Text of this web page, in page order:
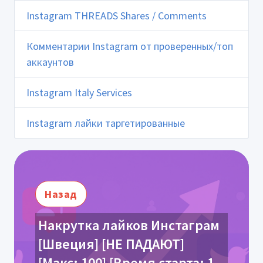
Instagram THREADS Shares / Comments
Комментарии Instagram от проверенных/топ
аккаунтов
Instagram Italy Services
Instagram лайки таргетированные
Назад
Накрутка лайков Инстаграм
[Швеция] [НЕ ПАДАЮТ]